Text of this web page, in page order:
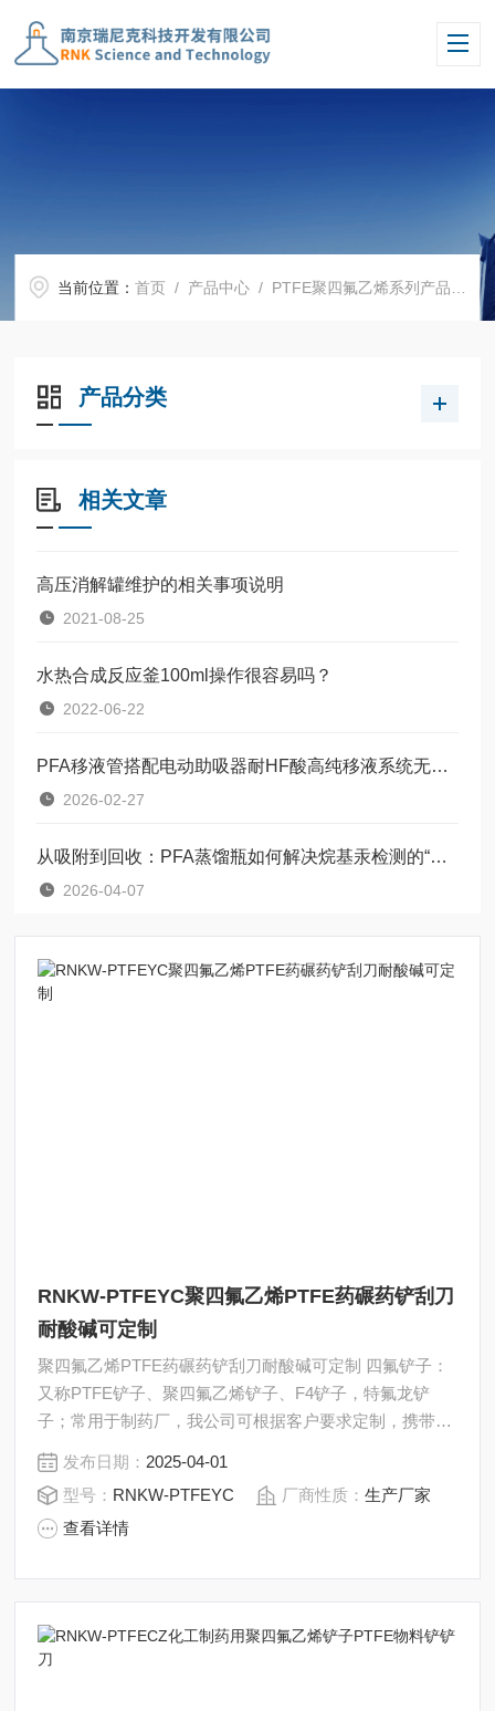
当前位置：首页 / 产品中心 / PTFE聚四氟乙烯系列产品
产品分类
相关文章
高压消解罐维护的相关事项说明
2021-08-25
水热合成反应釜100ml操作很容易吗？
2022-06-22
PFA移液管搭配电动助吸器耐HF酸高纯移液系统无金属污染
2026-02-27
从吸附到回收：PFA蒸馏瓶如何解决烷基汞检测的“隐形损失”
2026-04-07
RNKW-PTFEYC聚四氟乙烯PTFE药碾药铲刮刀
耐酸碱可定制
聚四氟乙烯PTFE药碾药铲刮刀耐酸碱可定制 四氟铲子：
又称PTFE铲子、聚四氟乙烯铲子、F4铲子，特氟龙铲
子；常用于制药厂，我公司可根据客户要求定制，携带手
柄和杆部的长度均可定制。
发布日期： 2025-04-01
型号： RNKW-PTFEYC 厂商性质：生产厂家
查看详情